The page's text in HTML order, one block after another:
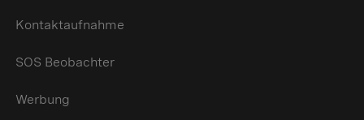
Kontaktaufnahme
SOS Beobachter
Werbung